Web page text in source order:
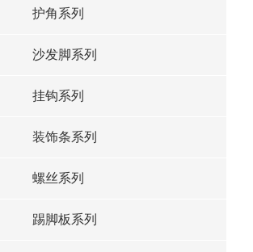
护角系列
沙发脚系列
挂钩系列
装饰条系列
螺丝系列
踢脚板系列